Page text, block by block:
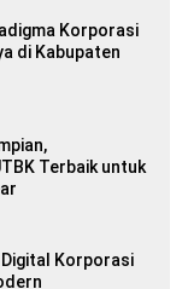
Korporasi
di Kabupaten
Terbaik untuk
Korporasi